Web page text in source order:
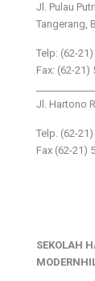
Jl. Pulau
Tangerang,
Telp: (62-
Fax: (62-21)
Jl. Hartono
Telp. (62-
Fax (62-21)
SEKOLAH